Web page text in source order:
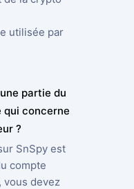
utilisée par
partie du
qui concerne
?
SnSpy est
compte
vous devez